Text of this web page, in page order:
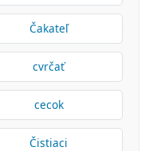
Čakateľ
cvrčať
cecok
Čistiaci